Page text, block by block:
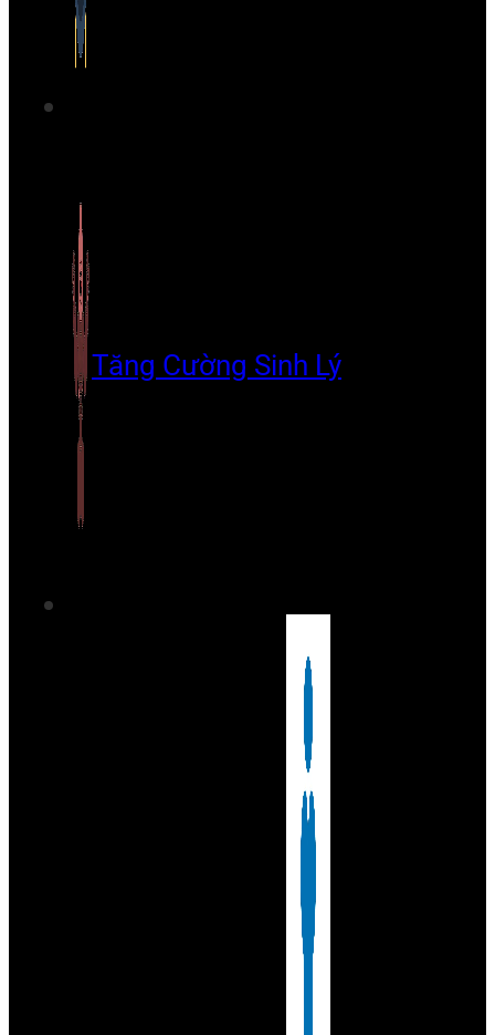
Tăng Cường Sinh Lý